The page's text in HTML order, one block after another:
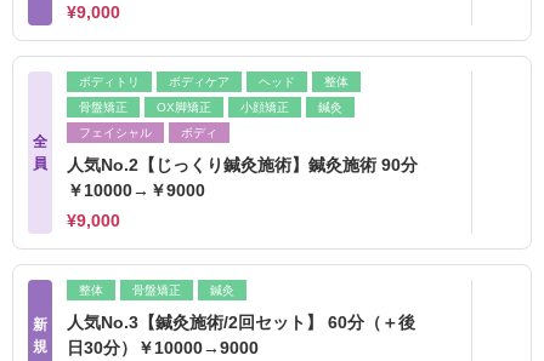
¥9,000
全
員
ボディトリ ボディケア ヘッド
整体
骨盤矯正
OX脚矯正 小顔矯正
鍼灸
フェイシャル
ボディ
人気No.2【じっくり鍼灸施術】鍼灸施術 90分
￥10000→￥9000
¥9,000
新
規
整体 骨盤矯正 鍼灸
人気No.3【鍼灸施術/2回セット】 60分（＋後
日30分）￥10000→9000